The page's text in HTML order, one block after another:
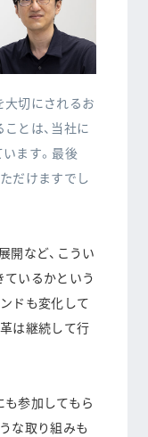
切にされるお
とは、当社に
ます。最後
だけますでし
開など、こうい
いるかという
ドも変化して
は継続して行
参加してもら
な取り組みも